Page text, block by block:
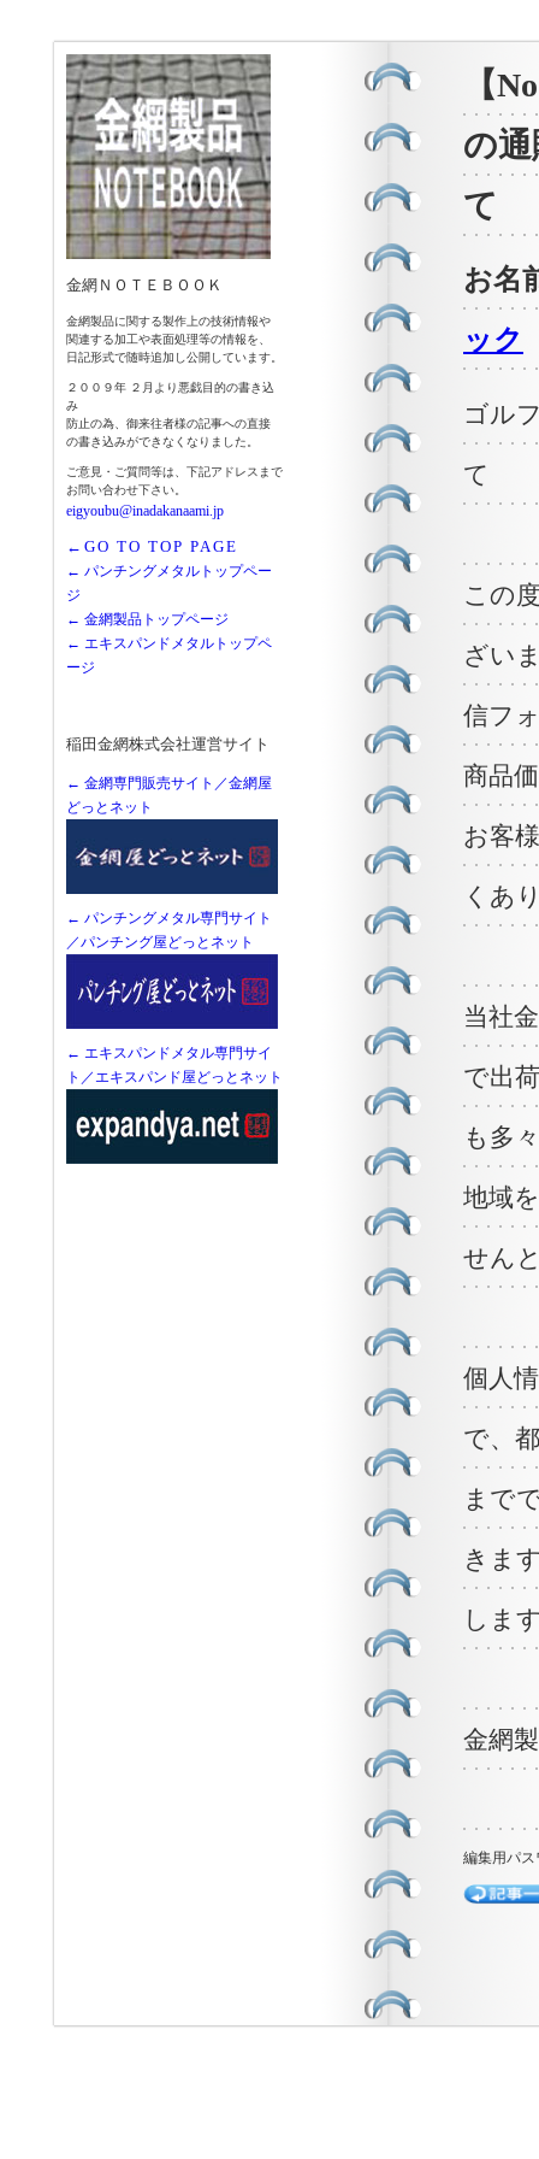
金網ＮＯＴＥＢＯＯＫ
金網製品に関する製作上の技術情報や
関連する加工や表面処理等の情報を、
日記形式で随時追加し公開しています。
２００９年 ２月より悪戯目的の書き込
み
防止の為、御来往者様の記事への直接
の書き込みができなくなりました。
ご意見・ご質問等は、下記アドレスまで
お問い合わせ下さい。
eigyoubu@inadakanaami.jp
←GO TO TOP PAGE
← パンチングメタルトップペー
ジ
← 金網製品トップページ
← エキスパンドメタルトップペ
ージ
稲田金網株式会社運営サイト
← 金網専門販売サイト／金網屋
どっとネット
← パンチングメタル専門サイト
／パンチング屋どっとネット
← エキスパンドメタル専門サイ
ト／エキスパンド屋どっとネット
【
の
て
お名
ック
ゴル
て
この
ざい
信フ
商品
お客
くあ
当社
で出
も多
地域
せん
個人
で、
まで
きま
しま
金網
編集用パス